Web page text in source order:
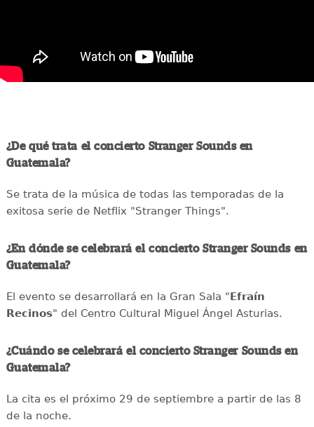
¿De qué trata el concierto Stranger Sounds en
Guatemala?
Se trata de la música de todas las temporadas de la
exitosa serie de Netflix "Stranger Things".
¿En dónde se celebrará el concierto Stranger Sounds en
Guatemala?
El evento se desarrollará en la Gran Sala "Efraín
Recinos" del Centro Cultural Miguel Ángel Asturias.
¿Cuándo se celebrará el concierto Stranger Sounds en
Guatemala?
La cita es el próximo 29 de septiembre a partir de las 8
de la noche.